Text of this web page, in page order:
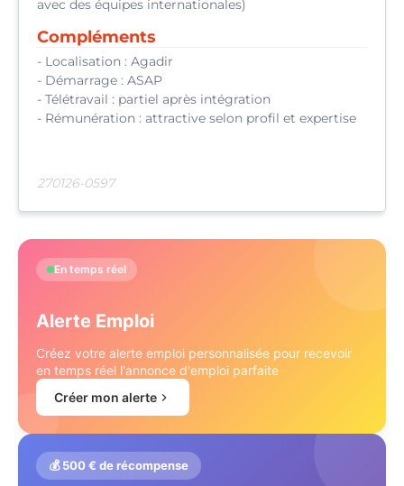
avec des équipes internationales)
Compléments
- Localisation : Agadir
- Démarrage : ASAP
- Télétravail : partiel après intégration
- Rémunération : attractive selon profil et expertise
270126-0597
En temps réel
Alerte Emploi
Créez votre alerte emploi personnalisée pour recevoir
en temps réel l'annonce d'emploi parfaite
Créer mon alerte
💰 500 € de récompense